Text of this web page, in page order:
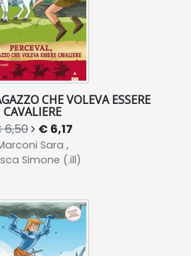
CHE VOLEVA ESSERE
CAVALIERE
6,50 € 6,17
Sara ,
Simone (.ill)